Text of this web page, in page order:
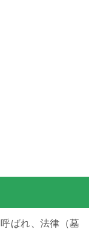
ばれ、法律（墓